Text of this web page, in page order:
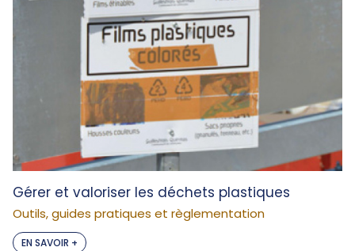
Gérer et valoriser les déchets plastiques
Outils, guides pratiques et règlementation
EN SAVOIR +